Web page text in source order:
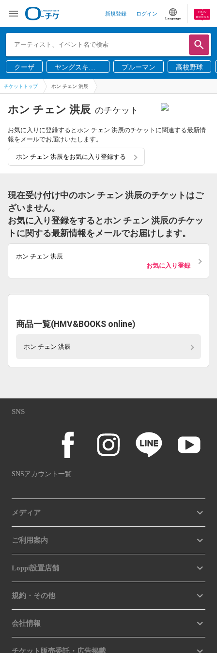
新規登録 ログイン
Language
クーザ
ヤングスキニ
ー
ブルーマン 高校野球
チケットトップ ホン チェン 洪辰
ホン チェン 洪辰 のチケット
お気に入りに登録するとホン チェン 洪辰のチケットに関連する最新情
報をメールでお届けいたします。
ホン チェン 洪辰をお気に入り登録する
現在受け付け中のホン チェン 洪辰のチケットはご
ざいません。
お気に入り登録をするとホン チェン 洪辰のチケッ
トに関する最新情報をメールでお届けします。
ホン チェン 洪辰
お気に入り登録
商品一覧(HMV&BOOKS online)
ホン チェン 洪辰
SNS
SNSアカウント一覧
メディア
ご利用案内
Loppi設置店舗
規約・その他
会社情報
チケット販売委託・広告掲載